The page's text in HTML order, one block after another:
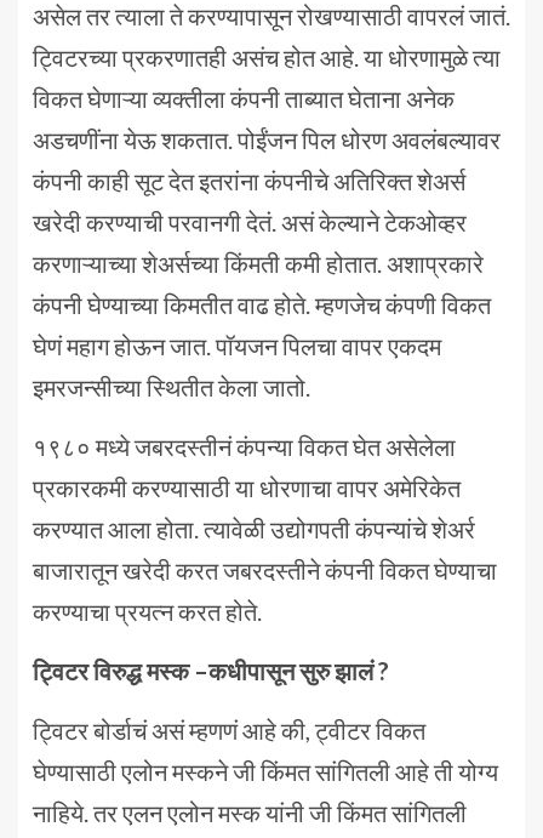
असेल तर त्याला ते करण्यापासून रोखण्यासाठी वापरलं जातं.
ट्विटरच्या प्रकरणातही असंच होत आहे. या धोरणामुळे त्या
विकत घेणाऱ्या व्यक्तीला कंपनी ताब्यात घेताना अनेक
अडचणींना येऊ शकतात. पोईंजन पिल धोरण अवलंबल्यावर
कंपनी काही सूट देत इतरांना कंपनीचे अतिरिक्त शेअर्स
खरेदी करण्याची परवानगी देतं. असं केल्याने टेकओव्हर
करणाऱ्याच्या शेअर्सच्या किंमती कमी होतात. अशाप्रकारे
कंपनी घेण्याच्या किमतीत वाढ होते. म्हणजेच कंपणी विकत
घेणं महाग होऊन जात. पॉयजन पिलचा वापर एकदम
इमरजन्सीच्या स्थितीत केला जातो.
१९८० मध्ये जबरदस्तीनं कंपन्या विकत घेत असेलेला
प्रकारकमी करण्यासाठी या धोरणाचा वापर अमेरिकेत
करण्यात आला होता. त्यावेळी उद्योगपती कंपन्यांचे शेअर्र
बाजारातून खरेदी करत जबरदस्तीने कंपनी विकत घेण्याचा
करण्याचा प्रयत्न करत होते.
ट्विटर विरुद्ध मस्क –कधीपासून सुरु झालं ?
ट्विटर बोर्डाचं असं म्हणणं आहे की, ट्वीटर विकत
घेण्यासाठी एलोन मस्कने जी किंमत सांगितली आहे ती योग्य
नाहिये. तर एलन एलोन मस्क यांनी जी किंमत सांगितली